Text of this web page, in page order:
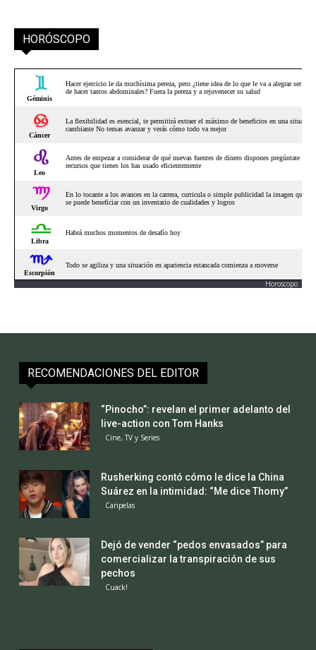
HORÓSCOPO
Horoscopo
RECOMENDACIONES DEL EDITOR
“Pinocho”: revelan el primer adelanto del
live-action con Tom Hanks
Cine, TV y Series
Rusherking contó cómo le dice la China
Suárez en la intimidad: “Me dice Thomy”
Caripelas
Dejó de vender “pedos envasados” para
comercializar la transpiración de sus
pechos
Cuack!